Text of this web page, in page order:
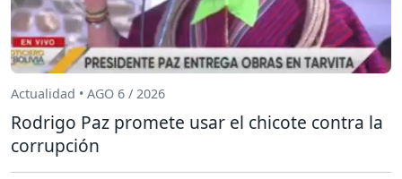
Actualidad • AGO 6 / 2026
Rodrigo Paz promete usar el chicote contra la
corrupción